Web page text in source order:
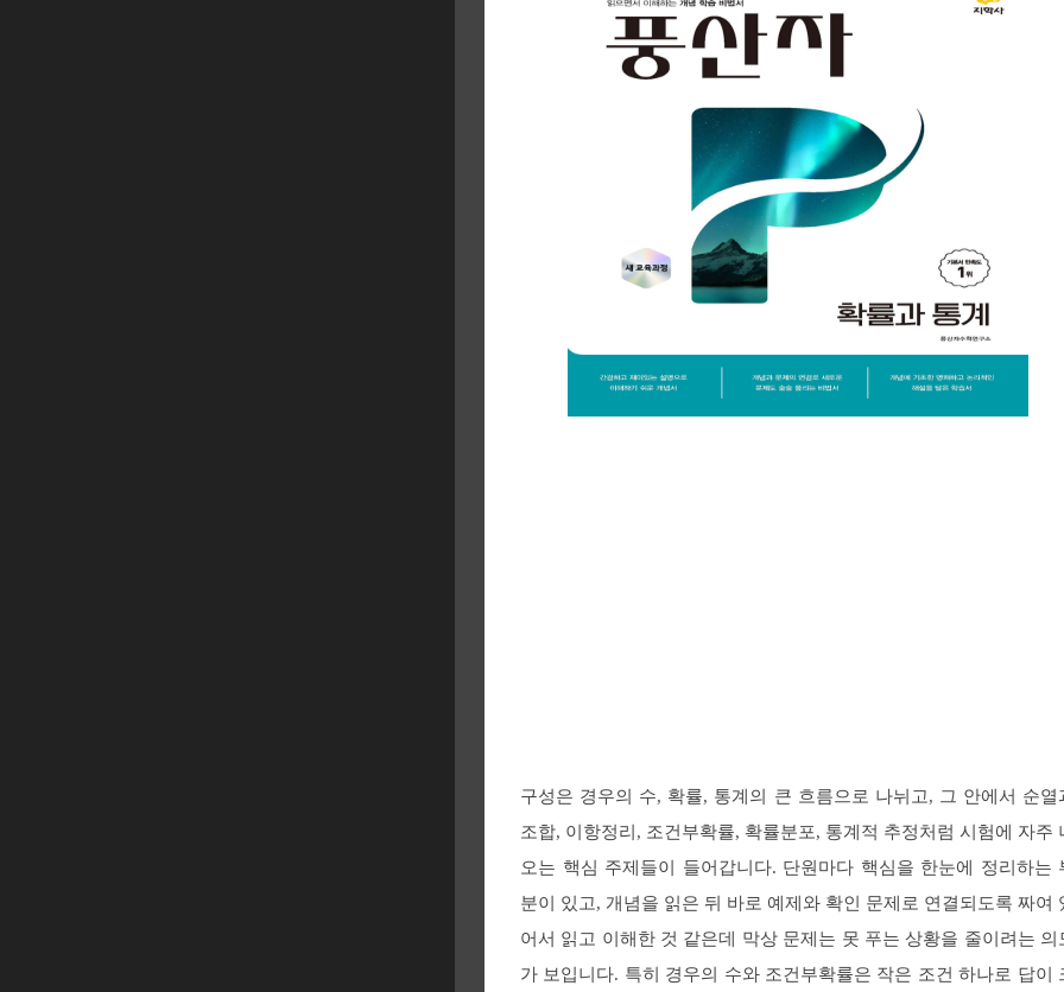
구성은 경우의 수, 확률, 통계의 큰 흐름으로 나뉘고, 그 안에서 순열
조합, 이항정리, 조건부확률, 확률분포, 통계적 추정처럼 시험에 자주
오는 핵심 주제들이 들어갑니다. 단원마다 핵심을 한눈에 정리하는
분이 있고, 개념을 읽은 뒤 바로 예제와 확인 문제로 연결되도록 짜여
어서 읽고 이해한 것 같은데 막상 문제는 못 푸는 상황을 줄이려는 의
가 보입니다. 특히 경우의 수와 조건부확률은 작은 조건 하나로 답이